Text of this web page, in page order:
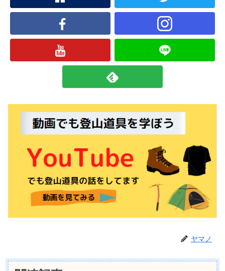
ヤマノ